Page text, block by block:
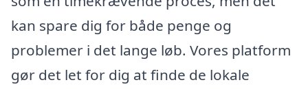
kan spare dig for både penge og
problemer i det lange løb. Vores platform
gør det let for dig at finde de lokale